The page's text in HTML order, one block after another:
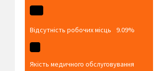
Відсутність робочих місць 9.09%
Якість медичного обслуговування